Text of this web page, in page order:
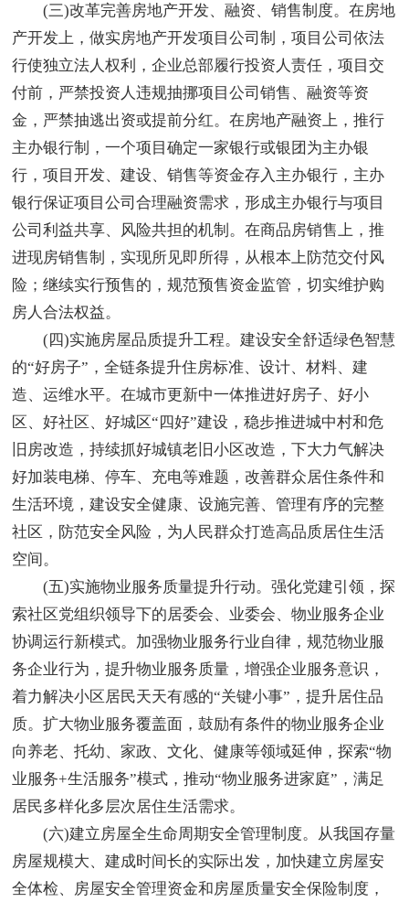
(三)改革完善房地产开发、融资、销售制度。在房地
产开发上，做实房地产开发项目公司制，项目公司依法
行使独立法人权利，企业总部履行投资人责任，项目交
付前，严禁投资人违规抽挪项目公司销售、融资等资
金，严禁抽逃出资或提前分红。在房地产融资上，推行
主办银行制，一个项目确定一家银行或银团为主办银
行，项目开发、建设、销售等资金存入主办银行，主办
银行保证项目公司合理融资需求，形成主办银行与项目
公司利益共享、风险共担的机制。在商品房销售上，推
进现房销售制，实现所见即所得，从根本上防范交付风
险；继续实行预售的，规范预售资金监管，切实维护购
房人合法权益。
(四)实施房屋品质提升工程。建设安全舒适绿色智慧
的“好房子”，全链条提升住房标准、设计、材料、建
造、运维水平。在城市更新中一体推进好房子、好小
区、好社区、好城区“四好”建设，稳步推进城中村和危
旧房改造，持续抓好城镇老旧小区改造，下大力气解决
好加装电梯、停车、充电等难题，改善群众居住条件和
生活环境，建设安全健康、设施完善、管理有序的完整
社区，防范安全风险，为人民群众打造高品质居住生活
空间。
(五)实施物业服务质量提升行动。强化党建引领，探
索社区党组织领导下的居委会、业委会、物业服务企业
协调运行新模式。加强物业服务行业自律，规范物业服
务企业行为，提升物业服务质量，增强企业服务意识，
着力解决小区居民天天有感的“关键小事”，提升居住品
质。扩大物业服务覆盖面，鼓励有条件的物业服务企业
向养老、托幼、家政、文化、健康等领域延伸，探索“物
业服务+生活服务”模式，推动“物业服务进家庭”，满足
居民多样化多层次居住生活需求。
(六)建立房屋全生命周期安全管理制度。从我国存量
房屋规模大、建成时间长的实际出发，加快建立房屋安
全体检、房屋安全管理资金和房屋质量安全保险制度，